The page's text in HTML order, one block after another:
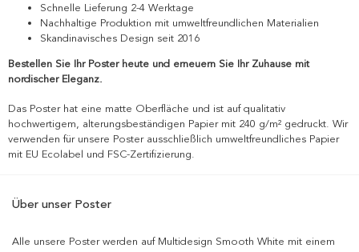
Schnelle Lieferung 2-4 Werktage
Nachhaltige Produktion mit umweltfreundlichen Materialien
Skandinavisches Design seit 2016
Bestellen Sie Ihr Poster heute und erneuern Sie Ihr Zuhause mit
nordischer Eleganz.
Das Poster hat eine matte Oberfläche und ist auf qualitativ
hochwertigem, alterungsbeständigen Papier mit 240 g/m² gedruckt. Wir
verwenden für unsere Poster ausschließlich umweltfreundliches Papier
mit EU Ecolabel und FSC-Zertifizierung.
Über unser Poster
Alle unsere Poster werden auf Multidesign Smooth White mit einem